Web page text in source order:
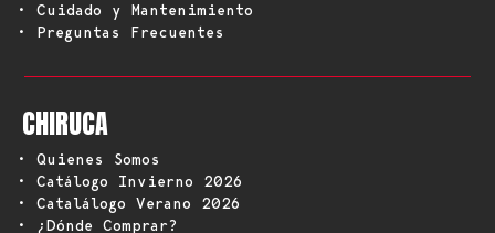
• Cuidado y Mantenimiento
• Preguntas Frecuentes
CHIRUCA
• Quienes Somos
• Catálogo Invierno 2026
• Catalálogo Verano 2026
• ¿Dónde Comprar?